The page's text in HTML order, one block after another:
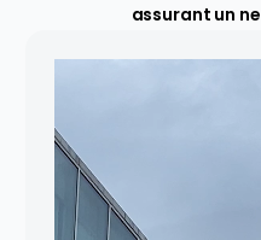
assurant un